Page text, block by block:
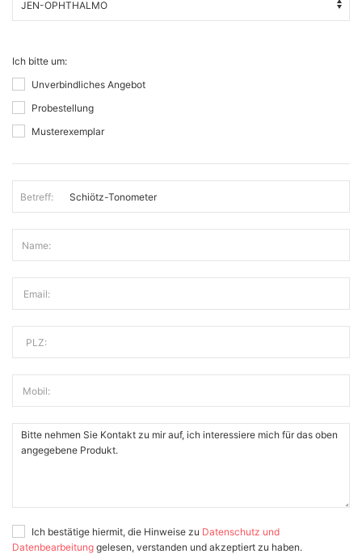
Ich bitte um:
Unverbindliches Angebot
Probestellung
Musterexemplar
Betreff:
Name:
Email:
PLZ:
Mobil:
Ich bestätige hiermit, die Hinweise zu Datenschutz und
Datenbearbeitung gelesen, verstanden und akzeptiert zu haben.